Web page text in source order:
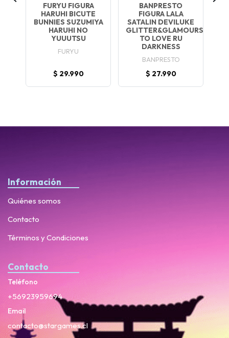
FURYU FIGURA
HARUHI BICUTE
BUNNIES SUZUMIYA
HARUHI NO
YUUUTSU
FURYU
$ 29.990
BANPRESTO
FIGURA LALA
SATALIN DEVILUKE
GLITTER&GLAMOURS
TO LOVE RU
DARKNESS
BANPRESTO
$ 27.990
Información
Quiénes somos
Contacto
Términos y Condiciones
Contacto
Teléfono
+56923959694
Email
contacto@stargames.cl